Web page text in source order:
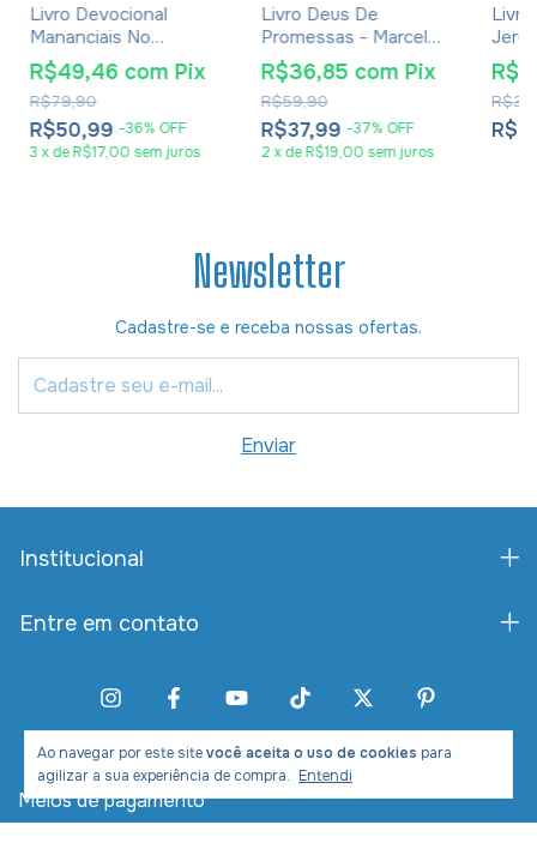
Ao navegar por este sitevocê aceita o uso de cookies para
agilizar a sua experiência de compra. Entendi
Livro Devocional
Mananciais No
Deserto Edição
Especial Capa Dura -
Lettie Cowman
R$50,99 -36% OFF
R$79,90
R$49,46 com Pix
3 xdeR$17,00 sem juros
Livro Deus De
Promessas - Marcelo
Aguiar
R$37,99 -37% OFF
R$59,90
R$36,85 com Pix
2 xdeR$19,00 sem juros
Livro
Newsletter
Cadastre-se e receba nossas ofertas.
Institucional
Entre em contato
Meios de pagamento